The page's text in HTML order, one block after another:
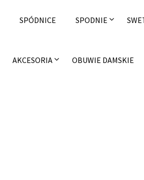
SPÓDNICE SPODNIE
AKCESORIA OBUWIE DAMSKIE